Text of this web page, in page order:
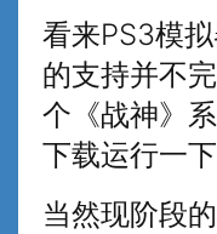
看来PS3模
的支持并不
个《战神》
下载运行一
当然现阶段